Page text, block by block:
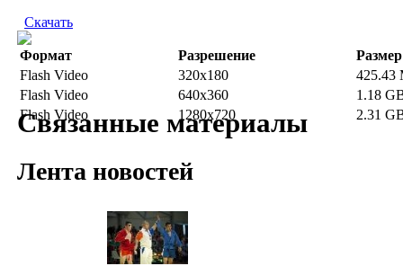
Скачать
Формат Разрешение
Размер
Flash Video
320x180
425.43
Flash Video
640x360
1.18
Flash Video
1280x720 2.31
Связанные материалы
Лента новостей